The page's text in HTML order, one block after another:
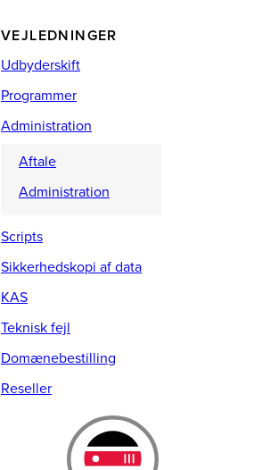
VEJLEDNINGER
Udbyderskift
Programmer
Administration
Aftale
Administration
Scripts
Sikkerhedskopi af data
KAS
Teknisk fejl
Domænebestilling
Reseller